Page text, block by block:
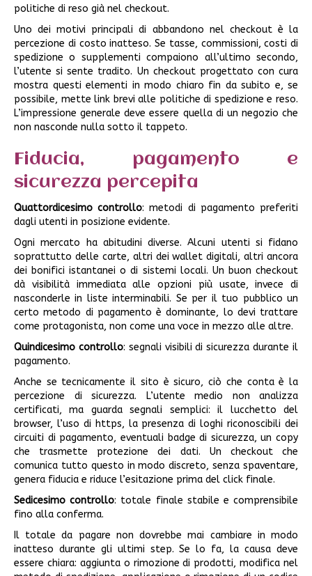
politiche di reso già nel checkout.
Uno dei motivi principali di abbandono nel checkout è la
percezione di costo inatteso. Se tasse, commissioni, costi di
spedizione o supplementi compaiono all’ultimo secondo,
l’utente si sente tradito. Un checkout progettato con cura
mostra questi elementi in modo chiaro fin da subito e, se
possibile, mette link brevi alle politiche di spedizione e reso.
L’impressione generale deve essere quella di un negozio che
non nasconde nulla sotto il tappeto.
Fiducia, pagamento e
sicurezza percepita
Quattordicesimo controllo: metodi di pagamento preferiti
dagli utenti in posizione evidente.
Ogni mercato ha abitudini diverse. Alcuni utenti si fidano
soprattutto delle carte, altri dei wallet digitali, altri ancora
dei bonifici istantanei o di sistemi locali. Un buon checkout
dà visibilità immediata alle opzioni più usate, invece di
nasconderle in liste interminabili. Se per il tuo pubblico un
certo metodo di pagamento è dominante, lo devi trattare
come protagonista, non come una voce in mezzo alle altre.
Quindicesimo controllo: segnali visibili di sicurezza durante il
pagamento.
Anche se tecnicamente il sito è sicuro, ciò che conta è la
percezione di sicurezza. L’utente medio non analizza
certificati, ma guarda segnali semplici: il lucchetto del
browser, l’uso di https, la presenza di loghi riconoscibili dei
circuiti di pagamento, eventuali badge di sicurezza, un copy
che trasmette protezione dei dati. Un checkout che
comunica tutto questo in modo discreto, senza spaventare,
genera fiducia e riduce l’esitazione prima del click finale.
Sedicesimo controllo: totale finale stabile e comprensibile
fino alla conferma.
Il totale da pagare non dovrebbe mai cambiare in modo
inatteso durante gli ultimi step. Se lo fa, la causa deve
essere chiara: aggiunta o rimozione di prodotti, modifica nel